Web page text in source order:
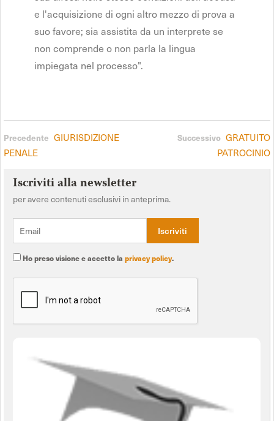
e l'acquisizione di ogni altro mezzo di prova a
suo favore; sia assistita da un interprete se
non comprende o non parla la lingua
impiegata nel processo".
Precedente GIURISDIZIONE
PENALE
Successivo GRATUITO
PATROCINIO
Iscriviti alla newsletter
per avere contenuti esclusivi in anteprima.
Ho preso visione e accetto la privacy policy.